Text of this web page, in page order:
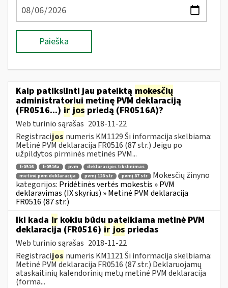
Paieška
Kaip patikslinti jau pateiktą mokesčių
administratoriui metinę PVM deklaraciją
(FR0516...) ir jos priedą (FR0516A)?
Web turinio sąrašas 2018-11-22
Registracijos numeris KM1129 Ši informacija skelbiama:
Metinė PVM deklaracija FR0516 (87 str.) Jeigu po
užpildytos pirminės metinės PVM...
fr0516 fr0516a pvm
deklaracijos tikslinimas
metinė pvm deklaracija
pvmį 128 str pvmį 87 str
Mokesčių žinyno
kategorijos: Pridėtinės vertės mokestis » PVM
deklaravimas (IX skyrius) » Metinė PVM deklaracija
FR0516 (87 str.)
Iki kada ir kokiu būdu pateikiama metinė PVM
deklaracija (FR0516) ir jos priedas
Web turinio sąrašas 2018-11-22
Registracijos numeris KM1121 Ši informacija skelbiama:
Metinė PVM deklaracija FR0516 (87 str.) Deklaruojamų
ataskaitinių kalendorinių metų metinė PVM deklaracija
(forma...